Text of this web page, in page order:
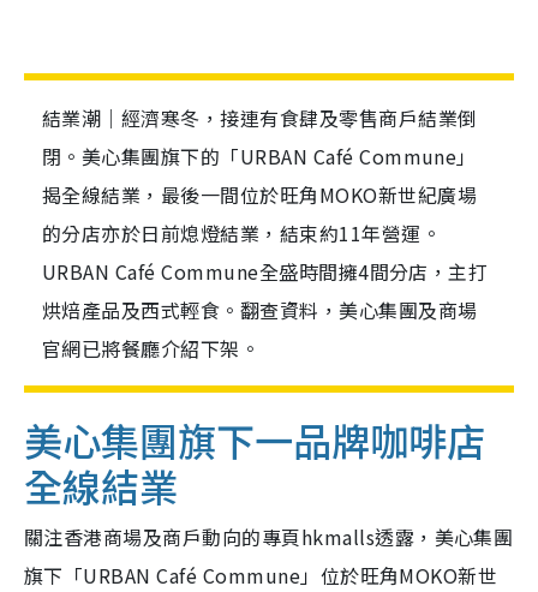
結業潮｜經濟寒冬，接連有食肆及零售商戶結業倒
閉。美心集團旗下的「URBAN Café Commune」
揭全線結業，最後一間位於旺角MOKO新世紀廣場
的分店亦於日前熄燈結業，結束約11年營運。
URBAN Café Commune全盛時間擁4間分店，主打
烘焙產品及西式輕食。翻查資料，美心集團及商場
官網已將餐廳介紹下架。
美心集團旗下一品牌咖啡店
全線結業
關注香港商場及商戶動向的專頁hkmalls透露，美心集團
旗下「URBAN Café Commune」位於旺角MOKO新世